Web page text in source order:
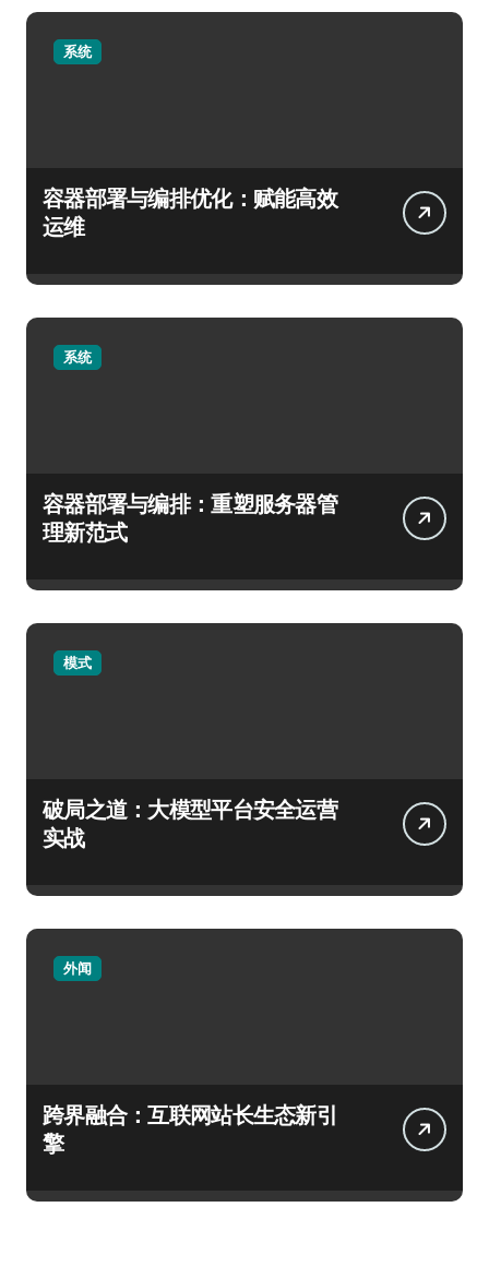
系统
容器部署与编排优化：赋能高效
运维
系统
容器部署与编排：重塑服务器管
理新范式
模式
破局之道：大模型平台安全运营
实战
外闻
跨界融合：互联网站长生态新引
擎